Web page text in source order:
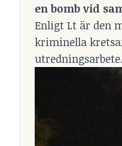
en bomb vid
Enligt Lt är den
kriminella
utredningsarbete.